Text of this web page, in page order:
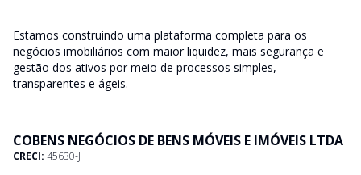
Estamos construindo uma plataforma completa para os
negócios imobiliários com maior liquidez, mais segurança e
gestão dos ativos por meio de processos simples,
transparentes e ágeis.
COBENS NEGÓCIOS DE BENS MÓVEIS E IMÓVEIS LTDA
CRECI: 45630-J